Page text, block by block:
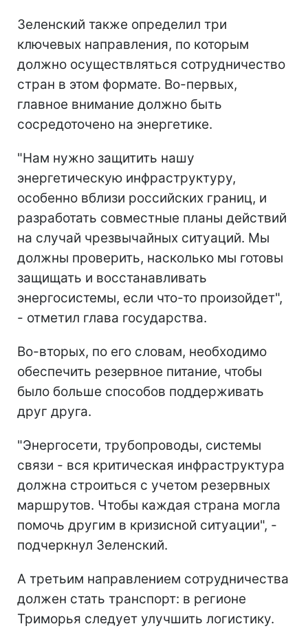
Зеленский также определил три
ключевых направления, по которым
должно осуществляться сотрудничество
стран в этом формате. Во-первых,
главное внимание должно быть
сосредоточено на энергетике.
"Нам нужно защитить нашу
энергетическую инфраструктуру,
особенно вблизи российских границ, и
разработать совместные планы действий
на случай чрезвычайных ситуаций. Мы
должны проверить, насколько мы готовы
защищать и восстанавливать
энергосистемы, если что-то произойдет",
- отметил глава государства.
Во-вторых, по его словам, необходимо
обеспечить резервное питание, чтобы
было больше способов поддерживать
друг друга.
"Энергосети, трубопроводы, системы
связи - вся критическая инфраструктура
должна строиться с учетом резервных
маршрутов. Чтобы каждая страна могла
помочь другим в кризисной ситуации", -
подчеркнул Зеленский.
А третьим направлением сотрудничества
должен стать транспорт: в регионе
Триморья следует улучшить логистику.